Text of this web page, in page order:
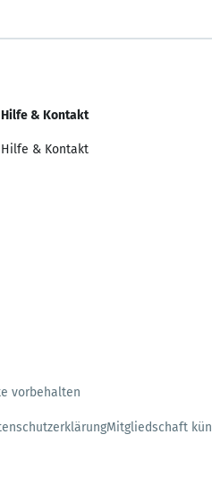
Hilfe & Kontakt
Hilfe & Kontakt
vorbehalten
Mitgliedschaft